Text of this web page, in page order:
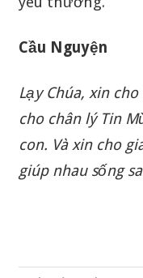
Cầu Nguyện
Lạy Chúa, xin
cho chân lý Tin
con. Và xin cho
giúp nhau sống